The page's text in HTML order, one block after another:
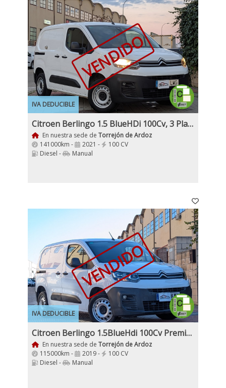
IVA DEDUCIBLE
VENDIDO
Citroen Berlingo 1.5 BlueHDi 100Cv, 3 Plazas 2021 IVA y Garantía Etiqueta medioambiental C Nacional
En nuestra sede de Torrejón de Ardoz
141000km -
2021 -
100 CV
Diesel -
Manual
IVA DEDUCIBLE
VENDIDO
Citroen Berlingo 1.5BlueHdi 100Cv Premium 3 Plazas Doble puerta Nacional IVA y Garantía Inc
En nuestra sede de Torrejón de Ardoz
115000km -
2019 -
100 CV
Diesel -
Manual